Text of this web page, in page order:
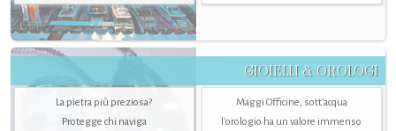
GIOIELLI & OROLOGI
La pietra più preziosa?
Protegge chi naviga
Maggi Officine, sott’acqua
l'orologio ha un valore immenso